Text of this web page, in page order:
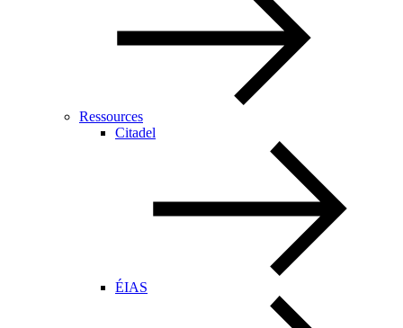
Ressources
Citadel
ÉIAS